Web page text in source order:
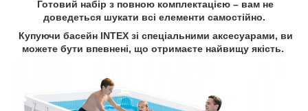
Готовий набір з повною комплектацією – вам не
доведеться шукати всі елементи самостійно.
Купуючи басейн INTEX зі спеціальними аксесуарами, ви
можете бути впевнені, що отримаєте найвищу якість.